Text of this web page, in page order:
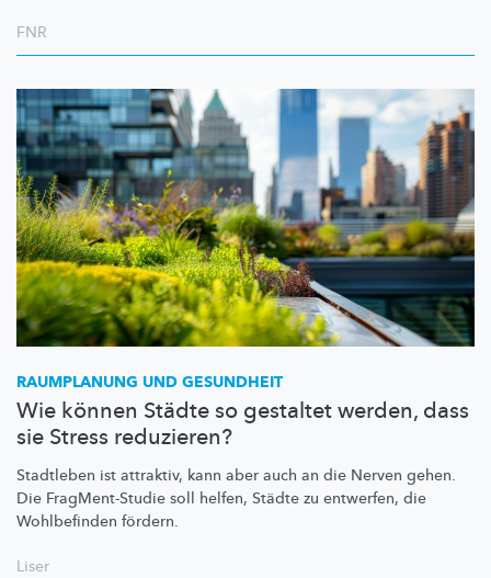
FNR
RAUMPLANUNG UND GESUNDHEIT
Wie können Städte so gestaltet werden, dass
sie Stress reduzieren?
Stadtleben ist attraktiv, kann aber auch an die Nerven gehen.
Die FragMent-Studie soll helfen, Städte zu entwerfen, die
Wohlbefinden fördern.
Liser